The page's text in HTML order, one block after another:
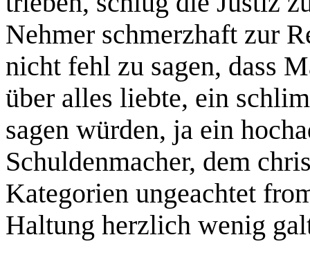
Nehmer schmerzhaft zur
nicht fehl zu sagen, dass
über alles liebte, ein
sagen würden, ja ein
Schuldenmacher, dem
Kategorien ungeachtet
Haltung herzlich wenig